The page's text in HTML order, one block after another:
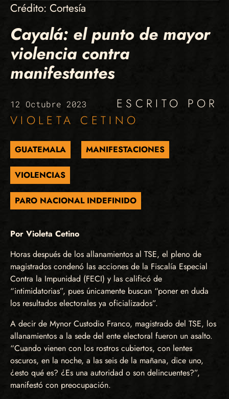
Crédito: Cortesía
Cayalá: el punto de mayor
violencia contra
manifestantes
12 Octubre 2023
ESCRITO POR
VIOLETA CETINO
GUATEMALA MANIFESTACIONES
VIOLENCIAS
PARO NACIONAL INDEFINIDO
Por Violeta Cetino
Horas después de los allanamientos al TSE, el pleno de
magistrados condenó las acciones de la Fiscalía Especial
Contra la Impunidad (FECI) y las calificó de
“intimidatorias”, pues únicamente buscan “poner en duda
los resultados electorales ya oficializados”.
A decir de Mynor Custodio Franco, magistrado del TSE, los
allanamientos a la sede del ente electoral fueron un asalto.
“Cuando vienen con los rostros cubiertos, con lentes
oscuros, en la noche, a las seis de la mañana, dice uno,
¿esto qué es? ¿Es una autoridad o son delincuentes?”,
manifestó con preocupación.